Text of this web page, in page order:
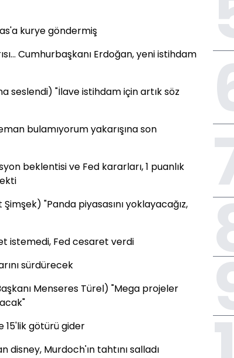
kurye göndermiş
Cumhurbaşkanı Erdoğan, yeni istihdam
seslendi) "İlave istihdam için artık söz
bulamıyorum yakarışına son
beklentisi ve Fed kararları, 1 puanlık
"Panda piyasasını yoklayacağız,
istemedi, Fed cesaret verdi
sürdürecek
Menseres Türel) "Mega projeler
15'lik götürü gider
disney, Murdoch'ın tahtını salladı